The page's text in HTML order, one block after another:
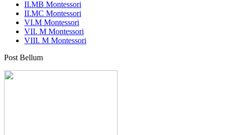
II.MB Montessori
II.MC Montessori
VI.M Montessori
VII. M Montessori
VIII. M Montessori
Post Bellum